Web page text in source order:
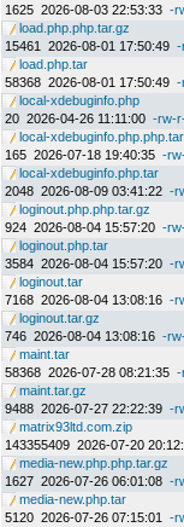
1625 2026-08-03 22:53:33 -
load.php.php.tar.gz
15461
2026-08-01 17:50:49 -
load.php.tar
58368 2026-08-01 17:50:49 -
local-xdebuginfo.php
20 2026-04-26 11:11:00 -rw-
local-
165 2026-07-18 19:40:35 -
local-xdebuginfo.php.tar
2048 2026-08-09 03:41:22 -
loginout.php.php.tar.gz
924 2026-08-04 15:57:20 -
loginout.php.tar
3584 2026-08-04 15:57:20 -
loginout.tar
7168 2026-08-04 13:08:16 -
loginout.tar.gz
746 2026-08-04 13:08:16 -
maint.tar
58368 2026-07-28 08:21:35 -
maint.tar.gz
9488 2026-07-27 22:22:39 -
matrix93ltd.com.zip
143355409 2026-07-20
media-new.php.php.tar.gz
1627 2026-07-26 06:01:08 -
media-new.php.tar
5120 2026-07-26 07:15:01 -